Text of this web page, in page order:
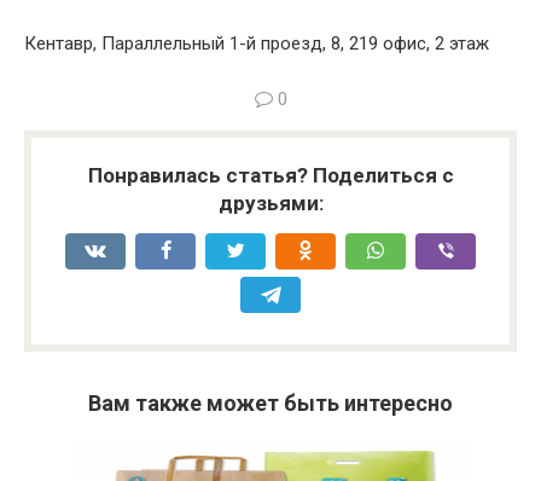
Кентавр, Параллельный 1-й проезд, 8, 219 офис, 2 этаж
0
Понравилась статья? Поделиться с
друзьями:
Вам также может быть интересно